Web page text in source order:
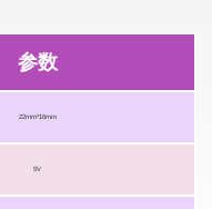
参数
22mm*16mm
5V